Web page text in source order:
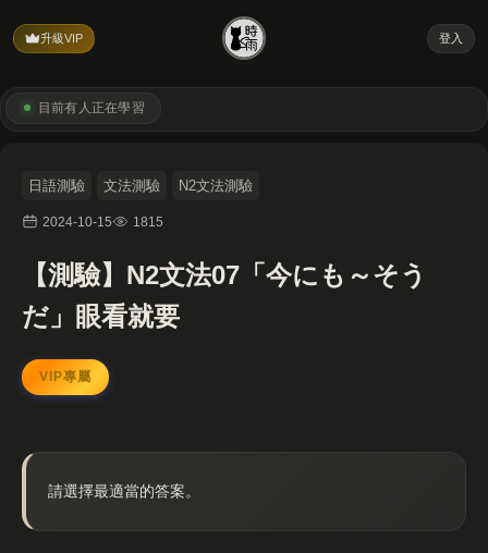
升級VIP 登入
目前有 人正在學習
日語測驗 文法測驗 N2文法測驗
2024-10-15 1815
【測驗】N2文法07「今にも～そう
だ」眼看就要
請選擇最適當的答案。